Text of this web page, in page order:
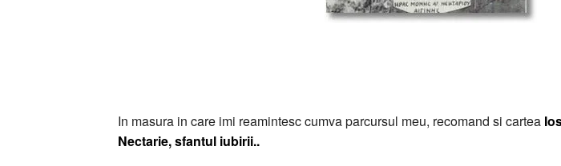
In masura in care imi reamintesc cumva parcursul meu, recomand si cartea
Nectarie, sfantul iubirii..